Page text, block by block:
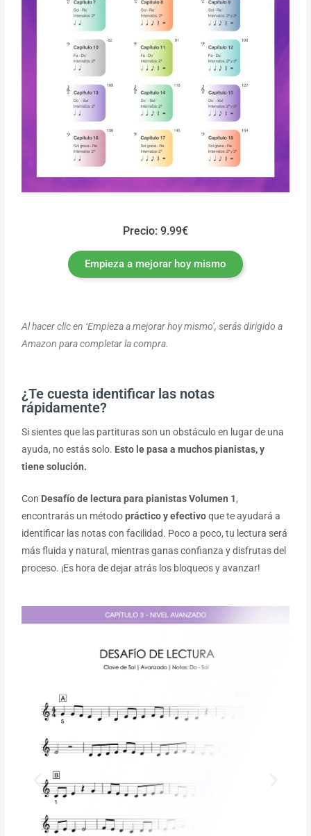
Precio: 9.99€
Empieza a mejorar hoy mismo
Al hacer clic en ‘Empieza a mejorar hoy mismo’, serás dirigido a
Amazon para completar la compra.
¿Te cuesta identificar las notas
rápidamente?
Si sientes que las partituras son un obstáculo en lugar de una
ayuda, no estás solo. Esto le pasa a muchos pianistas, y
tiene solución.
Con Desafío de lectura para pianistas Volumen 1,
encontrarás un métodopráctico y efectivoque te ayudará a
identificar las notas con facilidad. Poco a poco, tu lectura será
más fluida y natural, mientras ganas confianza y disfrutas del
proceso. ¡Es hora de dejar atrás los bloqueos y avanzar!